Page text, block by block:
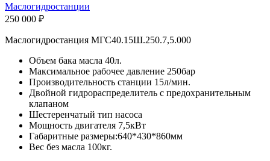
Маслогидростанции
250 000 ₽
Маслогидростанция МГС40.15Ш.250.7,5.000
Объем бака масла 40л.
Максимальное рабочее давление 250бар
Производительность станции 15л/мин.
Двойной гидрораспределитель с предохранительным
клапаном
Шестеренчатый тип насоса
Мощность двигателя 7,5кВт
Габаритные размеры:640*430*860мм
Вес без масла 100кг.